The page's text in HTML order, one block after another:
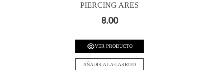
PIERCING ARES
8.00
VER PRODUCTO
AÑADIR A LA CARRITO